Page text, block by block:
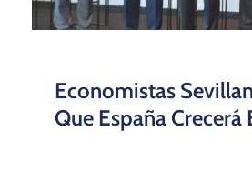
Economistas
Que España Crecerá